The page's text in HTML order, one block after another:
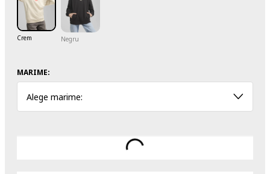
Crem Negru
MARIME:
Alege marime: